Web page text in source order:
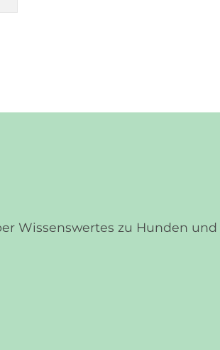
Wissenswertes zu Hunden und